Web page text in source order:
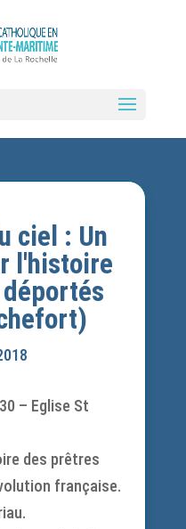
ciel : Un
l'histoire
– Eglise St
des prêtres
française.